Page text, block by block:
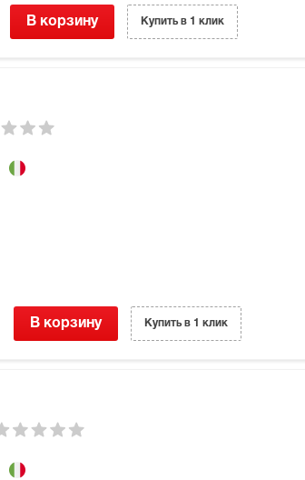
В корзину Купить в 1 клик
В корзину Купить в 1 клик